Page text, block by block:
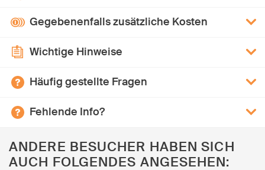
Gegebenenfalls zusätzliche Kosten
Wichtige Hinweise
Häufig gestellte Fragen
Fehlende Info?
ANDERE BESUCHER HABEN SICH
AUCH FOLGENDES ANGESEHEN: